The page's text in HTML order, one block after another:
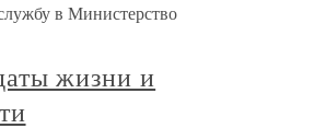
в Министерство
жизни и